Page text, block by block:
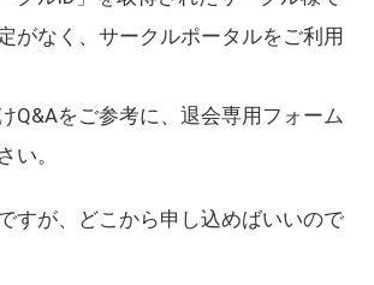
がなく、サークルポータルをご利用
Q&Aをご参考に、退会専用フォーム
い。
すが、どこから申し込めばいいので